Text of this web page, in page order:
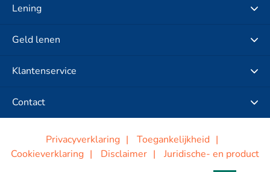
Lening
Geld lenen
Klantenservice
Contact
Privacyverklaring
Toegankelijkheid
Cookieverklaring
Disclaimer Juridische- en product